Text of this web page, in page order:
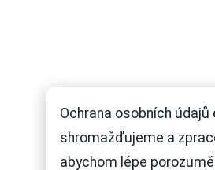
Ochrana osobních
shromažďujeme a
abychom lépe